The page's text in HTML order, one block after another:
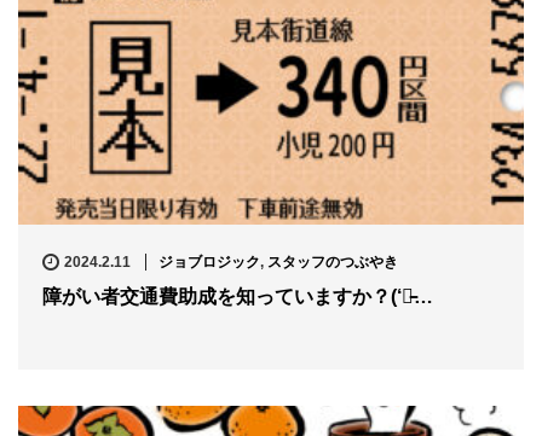
v
i
g
a
i
o
n
2024.2.11 ジョブロジック, スタッフのつぶやき
障がい者交通費助成を知っていますか？(‘◇̵…